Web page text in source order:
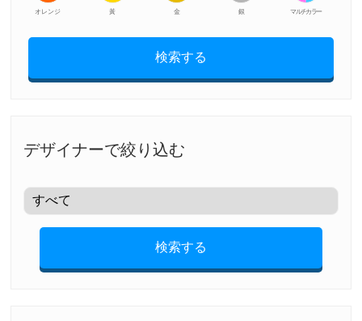
オレンジ 黃 金 銀 マルチカラー
検索する
デザイナーで絞り込む
検索する